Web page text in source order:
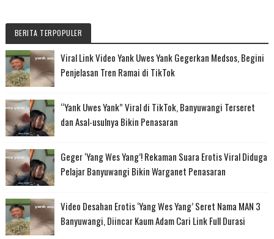
BERITA TERPOPULER
Viral Link Video Yank Uwes Yank Gegerkan Medsos, Begini
Penjelasan Tren Ramai di TikTok
“Yank Uwes Yank” Viral di TikTok, Banyuwangi Terseret
dan Asal-usulnya Bikin Penasaran
Geger ‘Yang Wes Yang’! Rekaman Suara Erotis Viral Diduga
Pelajar Banyuwangi Bikin Warganet Penasaran
Video Desahan Erotis ‘Yang Wes Yang’ Seret Nama MAN 3
Banyuwangi, Diincar Kaum Adam Cari Link Full Durasi